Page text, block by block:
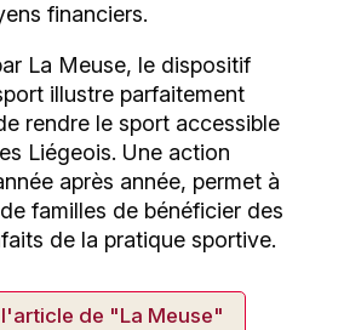
financiers.
La Meuse, le dispositif
illustre parfaitement
rendre le sport accessible
Liégeois. Une action
après année, permet à
familles de bénéficier des
de la pratique sportive.
de "La Meuse"